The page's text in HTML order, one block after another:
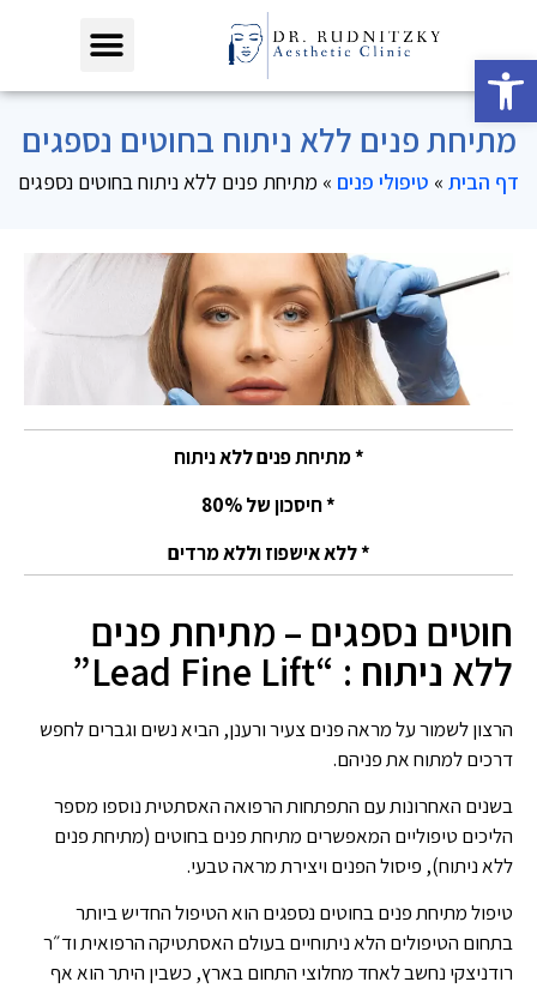
פתח סרגל נגישות
מתיחת פנים ללא ניתוח בחוטים נספגים
דף הבית » טיפולי פנים » מתיחת פנים ללא ניתוח בחוטים נספגים
* מתיחת פנים ללא ניתוח
* חיסכון של 80%
* ללא אישפוז וללא מרדים
חוטים נספגים – מתיחת פנים
ללא ניתוח : “Lead Fine Lift”
הרצון לשמור על מראה פנים צעיר ורענן, הביא נשים וגברים לחפש
דרכים למתוח את פניהם.
בשנים האחרונות עם התפתחות הרפואה האסתטית נוספו מספר
הליכים טיפוליים המאפשרים מתיחת פנים בחוטים (מתיחת פנים
ללא ניתוח), פיסול הפנים ויצירת מראה טבעי.
טיפול מתיחת פנים בחוטים נספגים הוא הטיפול החדיש ביותר
בתחום הטיפולים הלא ניתוחיים בעולם האסתטיקה הרפואית וד״ר
רודניצקי נחשב לאחד מחלוצי התחום בארץ, כשבין היתר הוא אף